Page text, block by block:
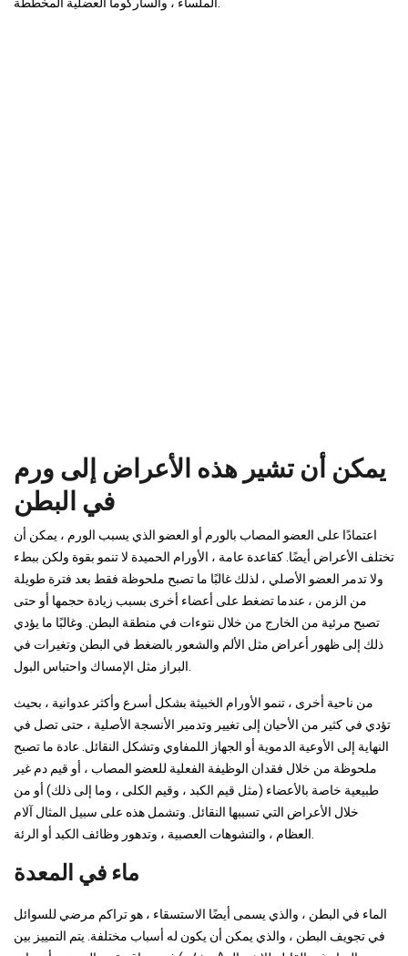
يمكن أن تشير هذه الأعراض إلى ورم
في البطن
اعتمادًا على العضو المصاب بالورم أو العضو الذي يسبب الورم ، يمكن أن
تختلف الأعراض أيضًا. كقاعدة عامة ، الأورام الحميدة لا تنمو بقوة ولكن ببطء
ولا تدمر العضو الأصلي ، لذلك غالبًا ما تصبح ملحوظة فقط بعد فترة طويلة
من الزمن ، عندما تضغط على أعضاء أخرى بسبب زيادة حجمها أو حتى
تصبح مرئية من الخارج من خلال نتوءات في منطقة البطن. وغالبًا ما يؤدي
ذلك إلى ظهور أعراض مثل الألم والشعور بالضغط في البطن وتغيرات في
من ناحية أخرى ، تنمو الأورام الخبيثة بشكل أسرع وأكثر عدوانية ، بحيث
تؤدي في كثير من الأحيان إلى تغيير وتدمير الأنسجة الأصلية ، حتى تصل في
النهاية إلى الأوعية الدموية أو الجهاز اللمفاوي وتشكل النقائل. عادة ما تصبح
ملحوظة من خلال فقدان الوظيفة الفعلية للعضو المصاب ، أو قيم دم غير
طبيعية خاصة بالأعضاء (مثل قيم الكبد ، وقيم الكلى ، وما إلى ذلك) أو من
خلال الأعراض التي تسببها النقائل. وتشمل هذه على سبيل المثال آلام
ماء في المعدة
الماء في البطن ، والذي يسمى أيضًا الاستسقاء ، هو تراكم مرضي للسوائل
في تجويف البطن ، والذي يمكن أن يكون له أسباب مختلفة. يتم التمييز بين